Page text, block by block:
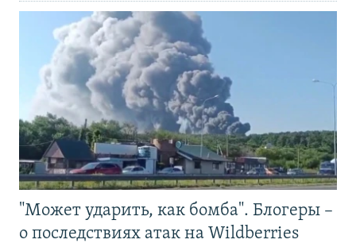
"Может ударить, как бомба". Блогеры –
о последствиях атак на Wildberries